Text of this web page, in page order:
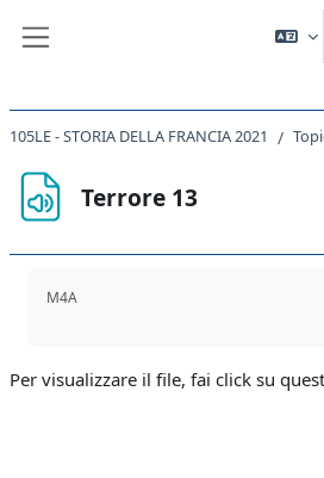
105LE - STORIA DELLA FRANCIA 2021
Terrore 13
M4A
Per visualizzare il file, fai click su